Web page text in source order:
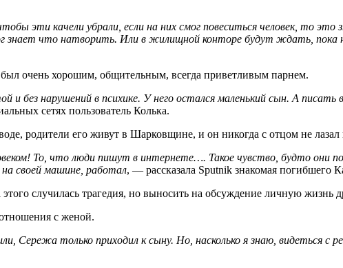
эти качели убрали, если на них смог повеситься человек, то это
знает что натворить. Или в жилищной конторе будут ждать, пока
очень хорошим, общительным, всегда приветливым парнем.
без нарушений в психике. У него остался маленький сын. А
сетях пользователь Колька.
родители его живут в Шарковщине, и он никогда с отцом не
То, что люди пишут в интернете…. Такое чувство, будто они
на своей машине, работал, — рассказала Sputnik знакомая погибшего
случилась трагедия, но выносить на обсуждение личную жизнь
с женой.
Сережа только приходил к сыну. Но, насколько я знаю, видеться с